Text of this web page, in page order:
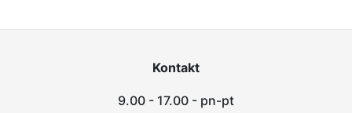
Kontakt
9.00 - 17.00 - pn-pt